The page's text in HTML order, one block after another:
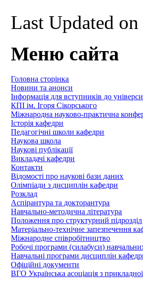
Last Updated
Меню сайта
Головна сторінка
Новини та анонси
Інформація для вступників до
КПІ ім. Ігоря Сікорського
Міжнародна науково-практична
Історія кафедри
Педагогічні школи кафедри
Наукова школа
Наукові публікації
Викладачі кафедри
Контакти
Відомості про наукові бази даних
Олімпіади з дисциплін кафедри
Розклад
Аспірантура та докторантура
Навчально-методична література
Положення про структурний підрозділ
Матеріально-технічне запезпечення
Міжнародне співробітництво
Робочі програми (силабуси)
Навчальні програми дисциплін
Офіційні документи
ВГО Українська асоціація з прикладної